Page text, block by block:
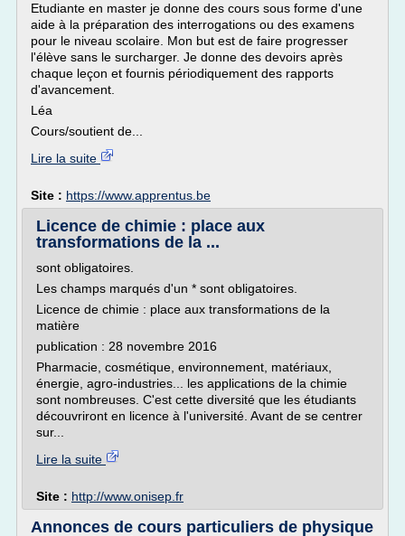
Etudiante en master je donne des cours sous forme d'une
aide à la préparation des interrogations ou des examens
pour le niveau scolaire. Mon but est de faire progresser
l'élève sans le surcharger. Je donne des devoirs après
chaque leçon et fournis périodiquement des rapports
d'avancement.
Léa
Cours/soutient de...
Lire la suite
Site : https://www.apprentus.be
Licence de chimie : place aux
transformations de la ...
sont obligatoires.
Les champs marqués d'un * sont obligatoires.
Licence de chimie : place aux transformations de la
matière
publication : 28 novembre 2016
Pharmacie, cosmétique, environnement, matériaux,
énergie, agro-industries... les applications de la chimie
sont nombreuses. C'est cette diversité que les étudiants
découvriront en licence à l'université. Avant de se centrer
sur...
Lire la suite
Site : http://www.onisep.fr
Annonces de cours particuliers de physique